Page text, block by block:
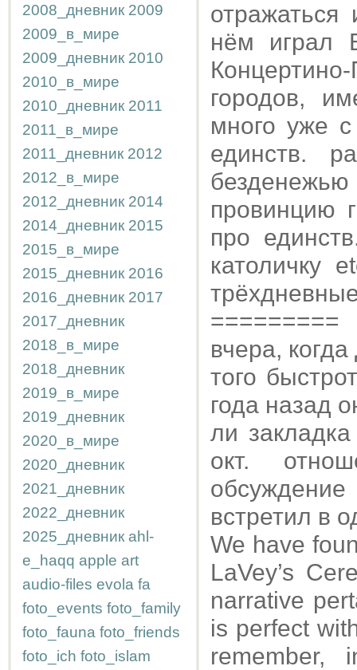
2008_дневник 2009
2009_в_мире
2009_дневник 2010
2010_в_мире
2010_дневник 2011
2011_в_мире
2011_дневник 2012
2012_в_мире
2012_дневник 2014
2014_дневник 2015
2015_в_мире
2015_дневник 2016
2016_дневник 2017
2017_дневник
2018_в_мире
2018_дневник
2019_в_мире
2019_дневник
2020_в_мире
2020_дневник
2021_дневник
2022_дневник
2025_дневник ahl-
e_haqq apple art
audio-files evola fa
foto_events foto_family
foto_fauna foto_friends
foto_ich foto_islam
нём играл
городов,
много уже
единств.
безденежью
провинцию
про
католичку
=========
вчера,
того
года назад
ли
окт.
встретил в
We have
LaVey’s
narrative
is perfect
remember,